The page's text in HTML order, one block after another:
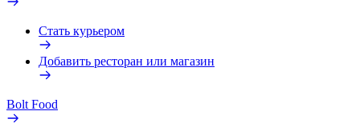
Стать курьером
Добавить ресторан или магазин
Bolt Food